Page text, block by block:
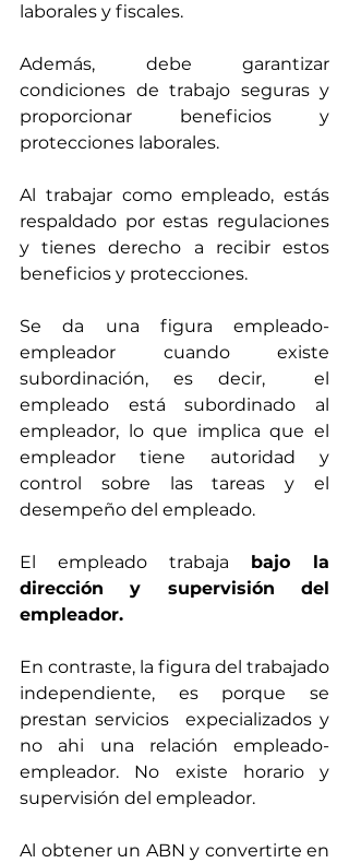
laborales y fiscales.
Además, debe garantizar
condiciones de trabajo seguras y
proporcionar beneficios y
protecciones laborales.
Al trabajar como empleado, estás
respaldado por estas regulaciones
y tienes derecho a recibir estos
beneficios y protecciones.
Se da una figura empleado-
empleador cuando existe
subordinación, es decir,  el
empleado está subordinado al
empleador, lo que implica que el
empleador tiene autoridad y
control sobre las tareas y el
desempeño del empleado.
El empleado trabaja bajo la
dirección y supervisión del
empleador.
En contraste, la figura del trabajado
independiente, es porque se
prestan servicios  expecializados y
no ahi una relación empleado-
empleador. No existe horario y
supervisión del empleador.
Al obtener un ABN y convertirte en